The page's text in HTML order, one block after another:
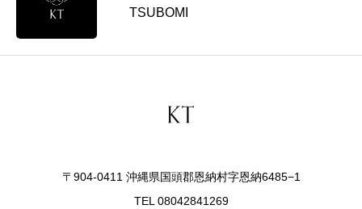
TSUBOMI
〒904-0411 沖縄県国頭郡恩納村字恩納6485−1
TEL 08042841269